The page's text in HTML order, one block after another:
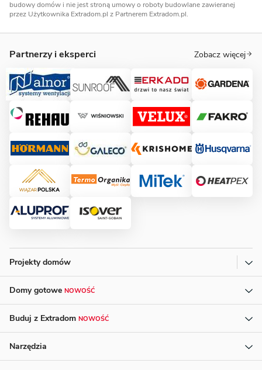
budowy domów i nie jest stroną umowy o roboty budowlane zawieranej
przez Użytkownika Extradom.pl z Partnerem Extradom.pl.
Partnerzy i eksperci Zobacz więcej
Projekty domów
Domy gotowe NOWOŚĆ
Buduj z Extradom NOWOŚĆ
Narzędzia